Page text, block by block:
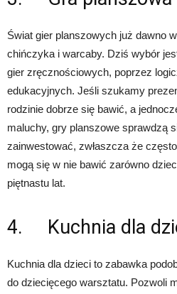
Świat gier planszowych już dawno
chińczyka i warcaby. Dziś wybór
gier zręcznościowych, poprzez
edukacyjnych. Jeśli szukamy
rodzinie dobrze się bawić, a
maluchy, gry planszowe sprawdzą
zainwestować, zwłaszcza że
mogą się w nie bawić zarówno
piętnastu lat.
4. Kuchnia dla
Kuchnia dla dzieci to zabawka
do dziecięcego warsztatu. Pozwoli